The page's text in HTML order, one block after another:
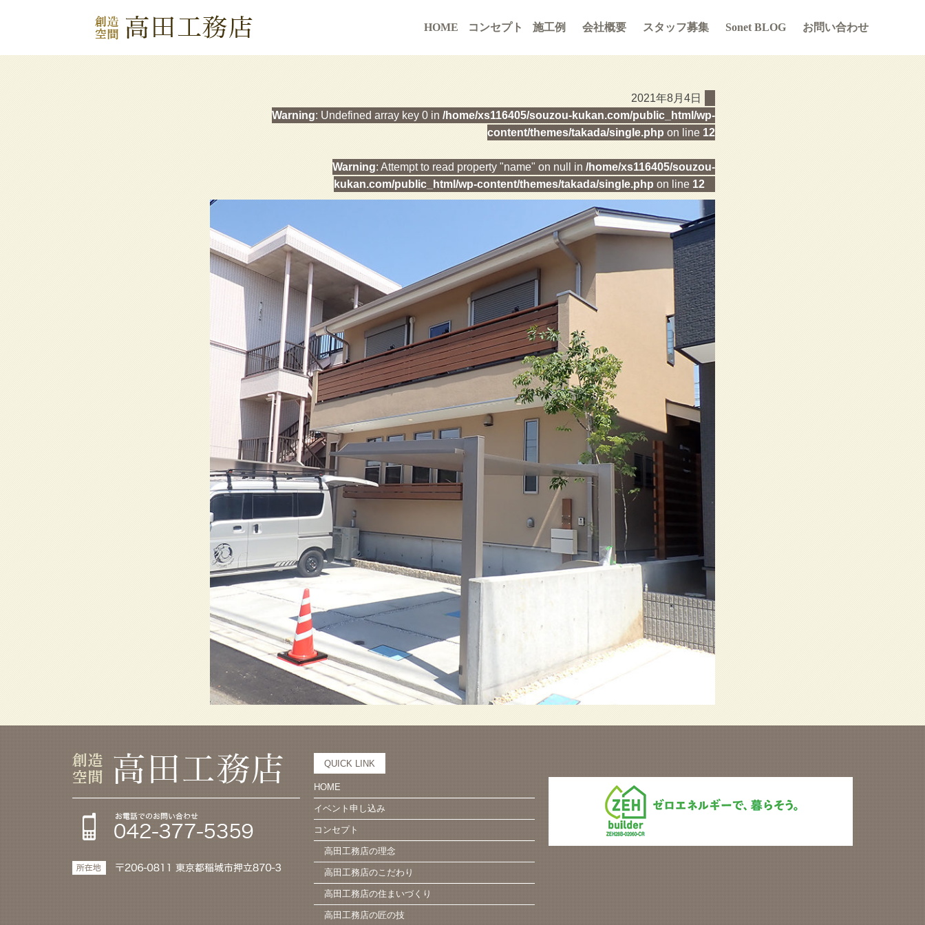
HOME コンセプト 施工例 会社概要 スタッフ募集 Sonet BLOG お問い合わせ
2021年8月4日
Warning: Undefined array key 0 in /home/xs116405/souzou-kukan.com/public_html/wp-
content/themes/takada/single.php on line 12
Warning: Attempt to read property "name" on null in /home/xs116405/souzou-
kukan.com/public_html/wp-content/themes/takada/single.php on line 12
QUICK LINK
HOME
イベント申し込み
コンセプト
高田工務店の理念
高田工務店のこだわり
高田工務店の住まいづくり
高田工務店の匠の技